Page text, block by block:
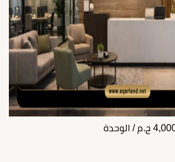
ج.م / الوحدة